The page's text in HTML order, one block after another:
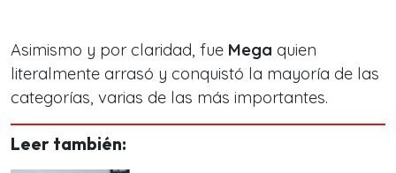
Asimismo y por claridad, fue Mega quien
literalmente arrasó y conquistó la mayoría de las
categorías, varias de las más importantes.
Leer también: